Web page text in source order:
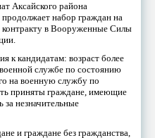
Аксайского района
продолжает набор граждан на
в Вооруженные Силы
к кандидатам: возраст более
службе по состоянию
на военную службу по
приняты граждане, имеющие
незначительные
и граждане без гражданства,